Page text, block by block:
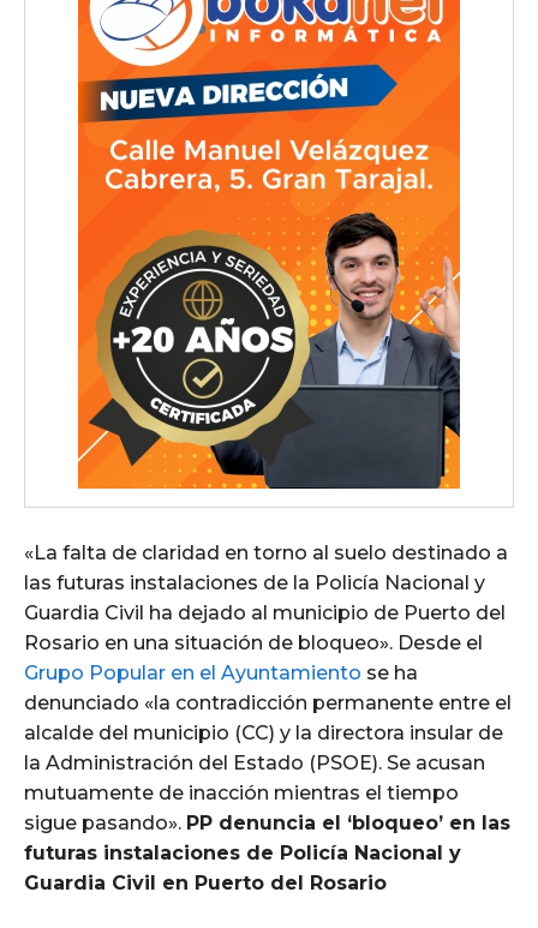
«La falta de claridad en torno al suelo destinado a
las futuras instalaciones de la Policía Nacional y
Guardia Civil ha dejado al municipio de Puerto del
Rosario en una situación de bloqueo». Desde el
Grupo Popular en el Ayuntamiento se ha
denunciado «la contradicción permanente entre el
alcalde del municipio (CC) y la directora insular de
la Administración del Estado (PSOE). Se acusan
mutuamente de inacción mientras el tiempo
sigue pasando». PP denuncia el ‘bloqueo’ en las
futuras instalaciones de Policía Nacional y
Guardia Civil en Puerto del Rosario